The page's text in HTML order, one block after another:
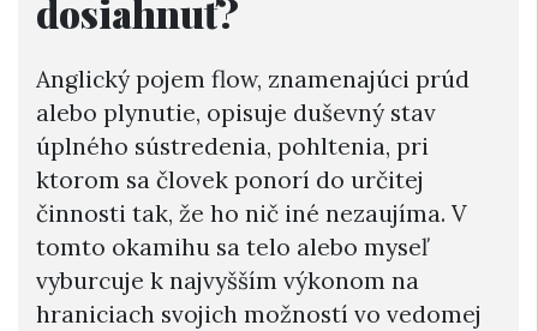
dosiahnuť?
Anglický pojem flow, znamenajúci prúd
alebo plynutie, opisuje duševný stav
úplného sústredenia, pohltenia, pri
ktorom sa človek ponorí do určitej
činnosti tak, že ho nič iné nezaujíma. V
tomto okamihu sa telo alebo myseľ
vyburcuje k najvyšším výkonom na
hraniciach svojich možností vo vedomej